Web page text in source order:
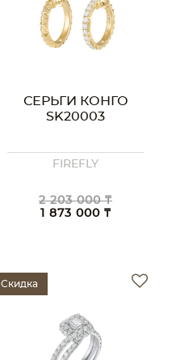
СЕРЬГИ КОНГО
SK20003
FIREFLY
2 203 000 ₸
1 873 000 ₸
Скидка